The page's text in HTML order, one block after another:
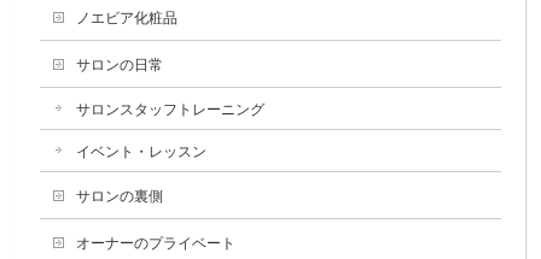
ノエビア化粧品
サロンの日常
サロンスタッフトレーニング
イベント・レッスン
サロンの裏側
オーナーのプライベート